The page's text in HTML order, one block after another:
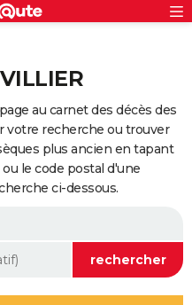
au carnet des décès des
votre recherche ou trouver
plus ancien en tapant
le code postal d'une
ci-dessous.